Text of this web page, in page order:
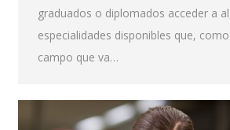
graduados o diplomados acceder a
especialidades disponibles que,
campo que va…